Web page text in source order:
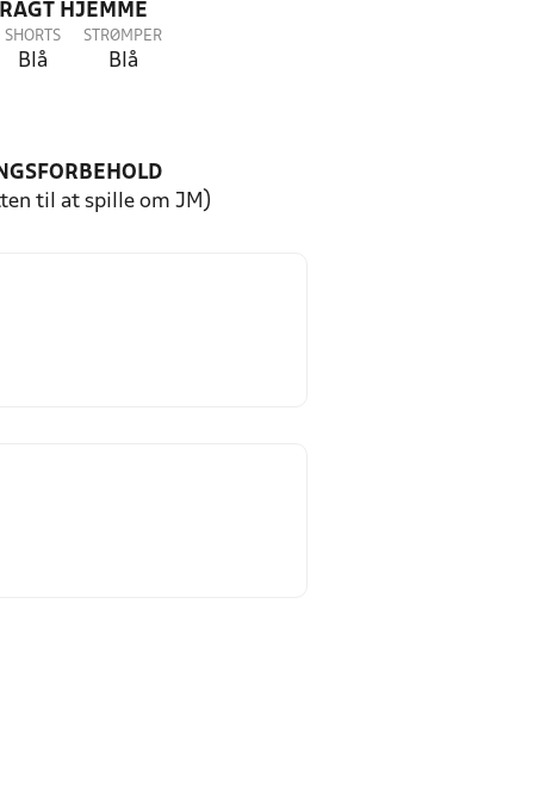
HJEMME
SHORTS
Blå
STRØMPER
Blå
til at spille om JM)